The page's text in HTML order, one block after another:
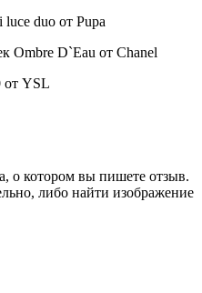
duo от Pupa
Ombre D`Eau от Chanel
от YSL
о котором вы пишете отзыв.
либо найти изображение